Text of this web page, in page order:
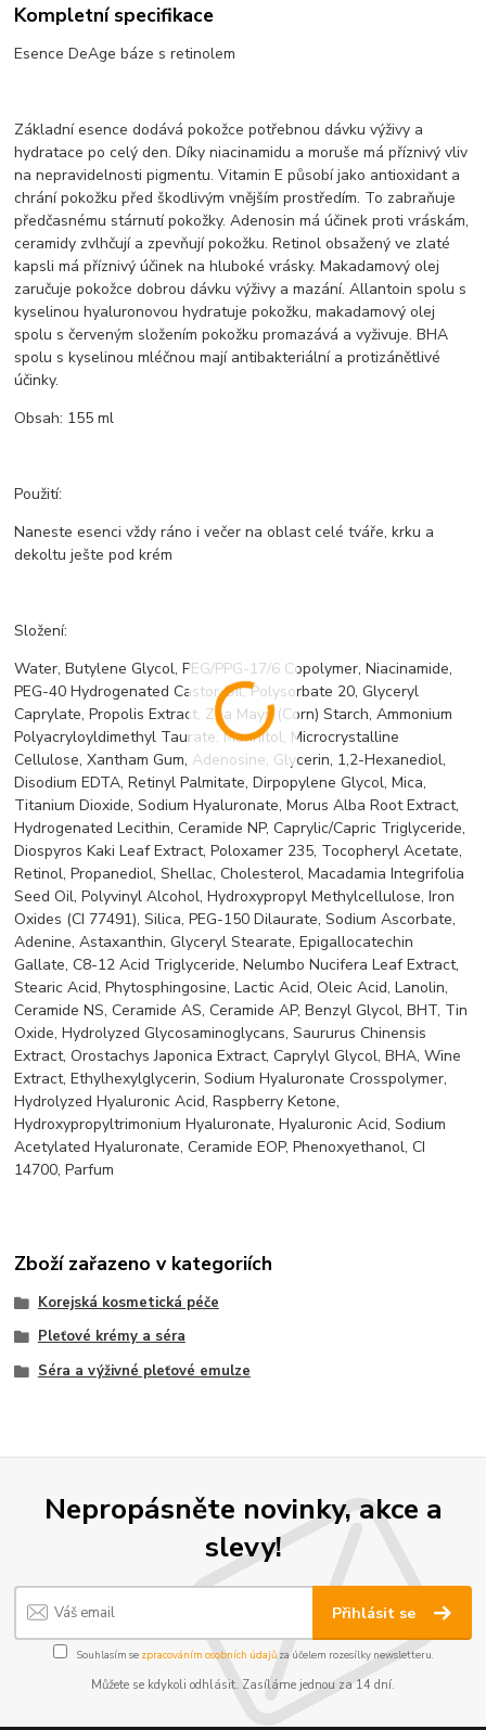
Kompletní specifikace
Esence DeAge báze s retinolem
Základní esence dodává pokožce potřebnou dávku výživy a
hydratace po celý den. Díky niacinamidu a moruše má příznivý vliv
na nepravidelnosti pigmentu. Vitamin E působí jako antioxidant a
chrání pokožku před škodlivým vnějším prostředím. To zabraňuje
předčasnému stárnutí pokožky. Adenosin má účinek proti vráskám,
ceramidy zvlhčují a zpevňují pokožku. Retinol obsažený ve zlaté
kapsli má příznivý účinek na hluboké vrásky. Makadamový olej
zaručuje pokožce dobrou dávku výživy a mazání. Allantoin spolu s
kyselinou hyaluronovou hydratuje pokožku, makadamový olej
spolu s červeným složením pokožku promazává a vyživuje. BHA
spolu s kyselinou mléčnou mají antibakteriální a protizánětlivé
účinky.
Obsah: 155 ml
Použití:
Naneste esenci vždy ráno i večer na oblast celé tváře, krku a
dekoltu ješte pod krém
Složení:
Water, Butylene Glycol, PEG/PPG-17/6 Copolymer, Niacinamide,
PEG-40 Hydrogenated Castor Oil, Polysorbate 20, Glyceryl
Caprylate, Propolis Extract, Zea Mays (Corn) Starch, Ammonium
Polyacryloyldimethyl Taurate, Mannitol, Microcrystalline
Cellulose, Xantham Gum, Adenosine, Glycerin, 1,2-Hexanediol,
Disodium EDTA, Retinyl Palmitate, Dirpopylene Glycol, Mica,
Titanium Dioxide, Sodium Hyaluronate, Morus Alba Root Extract,
Hydrogenated Lecithin, Ceramide NP, Caprylic/Capric Triglyceride,
Diospyros Kaki Leaf Extract, Poloxamer 235, Tocopheryl Acetate,
Retinol, Propanediol, Shellac, Cholesterol, Macadamia Integrifolia
Seed Oil, Polyvinyl Alcohol, Hydroxypropyl Methylcellulose, Iron
Oxides (CI 77491), Silica, PEG-150 Dilaurate, Sodium Ascorbate,
Adenine, Astaxanthin, Glyceryl Stearate, Epigallocatechin
Gallate, C8-12 Acid Triglyceride, Nelumbo Nucifera Leaf Extract,
Stearic Acid, Phytosphingosine, Lactic Acid, Oleic Acid, Lanolin,
Ceramide NS, Ceramide AS, Ceramide AP, Benzyl Glycol, BHT, Tin
Oxide, Hydrolyzed Glycosaminoglycans, Saururus Chinensis
Extract, Orostachys Japonica Extract, Caprylyl Glycol, BHA, Wine
Extract, Ethylhexylglycerin, Sodium Hyaluronate Crosspolymer,
Hydrolyzed Hyaluronic Acid, Raspberry Ketone,
Hydroxypropyltrimonium Hyaluronate, Hyaluronic Acid, Sodium
Acetylated Hyaluronate, Ceramide EOP, Phenoxyethanol, CI
14700, Parfum
Zboží zařazeno v kategoriích
Korejská kosmetická péče
Pleťové krémy a séra
Séra a výživné pleťové emulze
Nepropásněte novinky, akce a
slevy!
Přihlásit se
Souhlasím se zpracováním osobních údajůza účelem rozesílky newsletteru.
Můžete se kdykoli odhlásit. Zasíláme jednou za 14 dní.